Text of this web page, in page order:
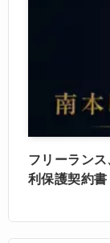
フリーラン
利保護契約書